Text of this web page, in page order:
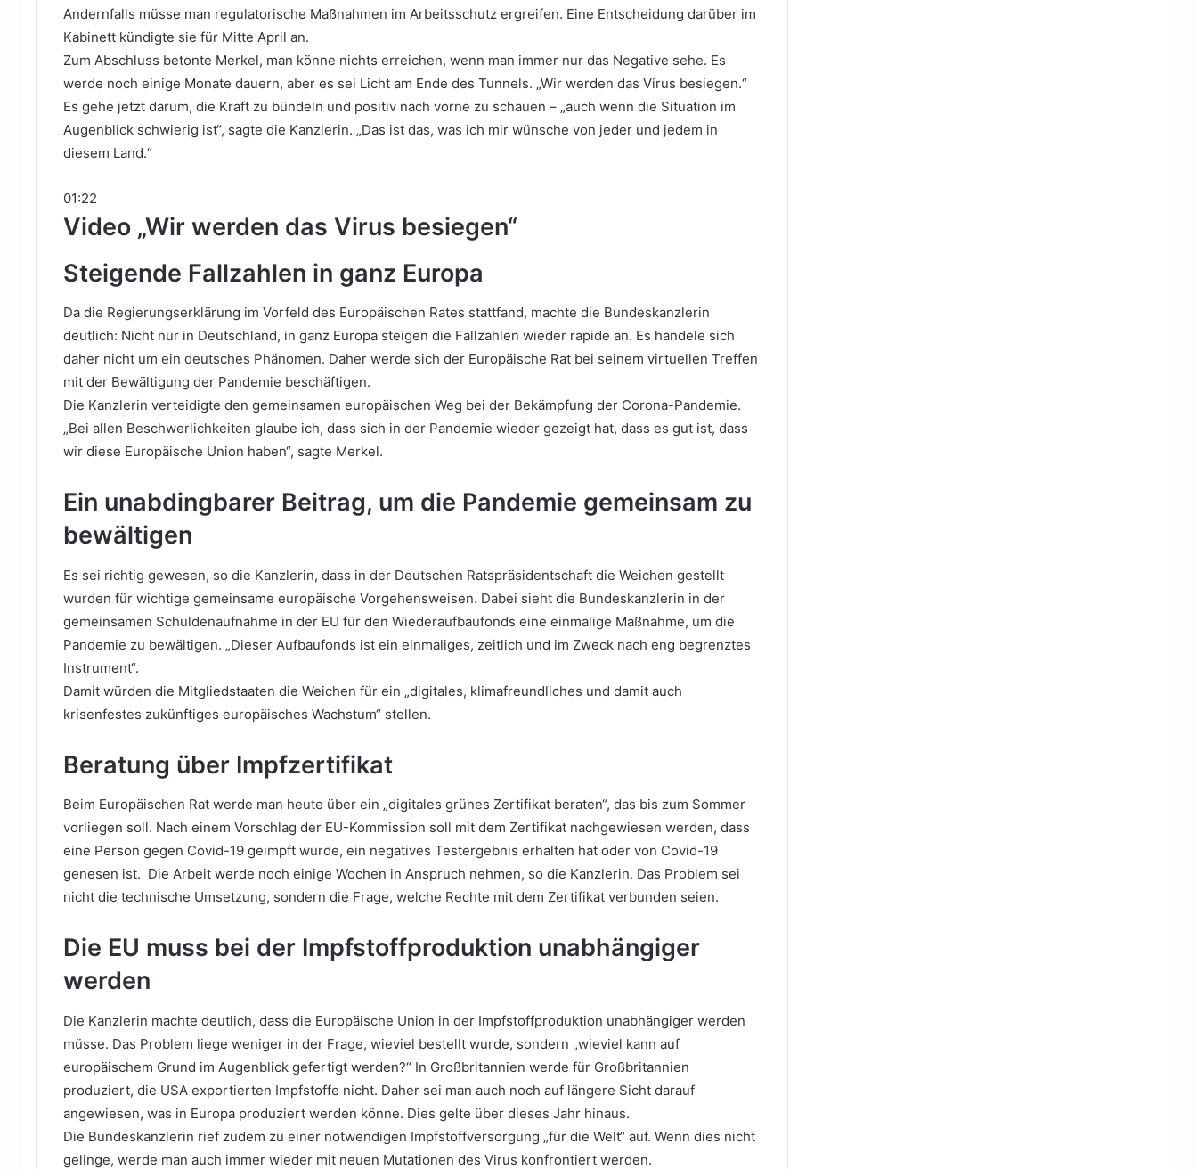
Andernfalls müsse man regulatorische Maßnahmen im Arbeitsschutz ergreifen. Eine Entscheidung darüber im
Kabinett kündigte sie für Mitte April an.
Zum Abschluss betonte Merkel, man könne nichts erreichen, wenn man immer nur das Negative sehe. Es
werde noch einige Monate dauern, aber es sei Licht am Ende des Tunnels. „Wir werden das Virus besiegen.“
Es gehe jetzt darum, die Kraft zu bündeln und positiv nach vorne zu schauen – „auch wenn die Situation im
Augenblick schwierig ist“, sagte die Kanzlerin. „Das ist das, was ich mir wünsche von jeder und jedem in
diesem Land.“
01:22
Video „Wir werden das Virus besiegen“
Steigende Fallzahlen in ganz Europa
Da die Regierungserklärung im Vorfeld des Europäischen Rates stattfand, machte die Bundeskanzlerin
deutlich: Nicht nur in Deutschland, in ganz Europa steigen die Fallzahlen wieder rapide an. Es handele sich
daher nicht um ein deutsches Phänomen. Daher werde sich der Europäische Rat bei seinem virtuellen Treffen
mit der Bewältigung der Pandemie beschäftigen.
Die Kanzlerin verteidigte den gemeinsamen europäischen Weg bei der Bekämpfung der Corona-Pandemie.
„Bei allen Beschwerlichkeiten glaube ich, dass sich in der Pandemie wieder gezeigt hat, dass es gut ist, dass
wir diese Europäische Union haben“, sagte Merkel.
Ein unabdingbarer Beitrag, um die Pandemie gemeinsam zu
bewältigen
Es sei richtig gewesen, so die Kanzlerin, dass in der Deutschen Ratspräsidentschaft die Weichen gestellt
wurden für wichtige gemeinsame europäische Vorgehensweisen. Dabei sieht die Bundeskanzlerin in der
gemeinsamen Schuldenaufnahme in der EU für den Wiederaufbaufonds eine einmalige Maßnahme, um die
Pandemie zu bewältigen. „Dieser Aufbaufonds ist ein einmaliges, zeitlich und im Zweck nach eng begrenztes
Instrument“.
Damit würden die Mitgliedstaaten die Weichen für ein „digitales, klimafreundliches und damit auch
krisenfestes zukünftiges europäisches Wachstum“ stellen.
Beratung über Impfzertifikat
Beim Europäischen Rat werde man heute über ein „digitales grünes Zertifikat beraten“, das bis zum Sommer
vorliegen soll. Nach einem Vorschlag der EU-Kommission soll mit dem Zertifikat nachgewiesen werden, dass
eine Person gegen Covid-19 geimpft wurde, ein negatives Testergebnis erhalten hat oder von Covid-19
genesen ist. Die Arbeit werde noch einige Wochen in Anspruch nehmen, so die Kanzlerin. Das Problem sei
nicht die technische Umsetzung, sondern die Frage, welche Rechte mit dem Zertifikat verbunden seien.
Die EU muss bei der Impfstoffproduktion unabhängiger
werden
Die Kanzlerin machte deutlich, dass die Europäische Union in der Impfstoffproduktion unabhängiger werden
müsse. Das Problem liege weniger in der Frage, wieviel bestellt wurde, sondern „wieviel kann auf
europäischem Grund im Augenblick gefertigt werden?“ In Großbritannien werde für Großbritannien
produziert, die USA exportierten Impfstoffe nicht. Daher sei man auch noch auf längere Sicht darauf
angewiesen, was in Europa produziert werden könne. Dies gelte über dieses Jahr hinaus.
Die Bundeskanzlerin rief zudem zu einer notwendigen Impfstoffversorgung „für die Welt“ auf. Wenn dies nicht
gelinge, werde man auch immer wieder mit neuen Mutationen des Virus konfrontiert werden.